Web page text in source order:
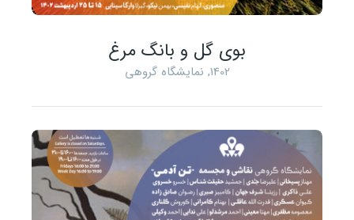
بوی گل و بانگ مرغ
1402
, نمایشگاه گروهی